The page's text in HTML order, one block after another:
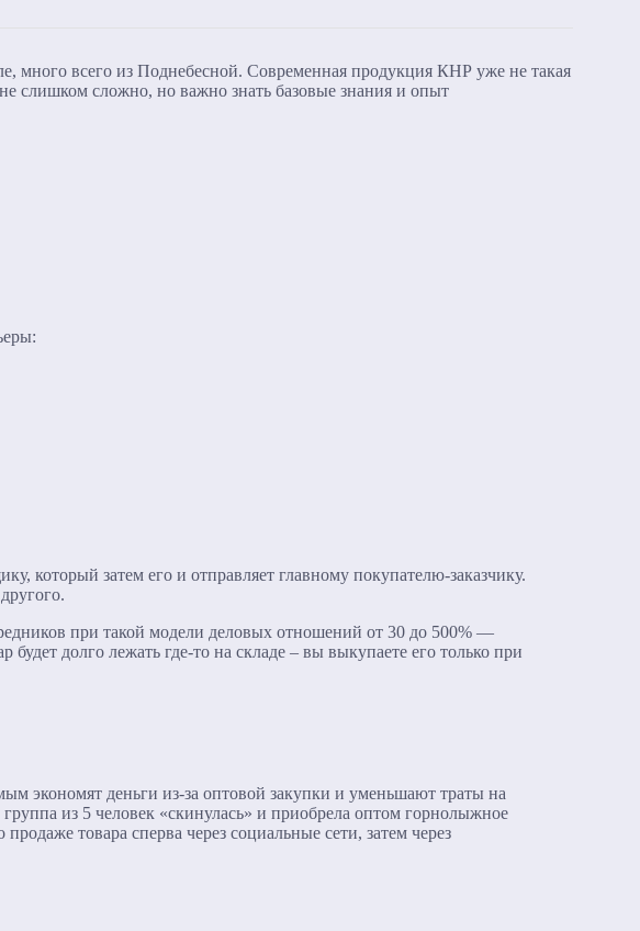
много всего из Поднебесной. Современная продукция КНР уже не такая
слишком сложно, но важно знать базовые знания и опыт
который затем его и отправляет главному покупателю-заказчику.
при такой модели деловых отношений от 30 до 500% —
долго лежать где-то на складе – вы выкупаете его только при
экономят деньги из-за оптовой закупки и уменьшают траты на
из 5 человек «скинулась» и приобрела оптом горнолыжное
товара сперва через социальные сети, затем через